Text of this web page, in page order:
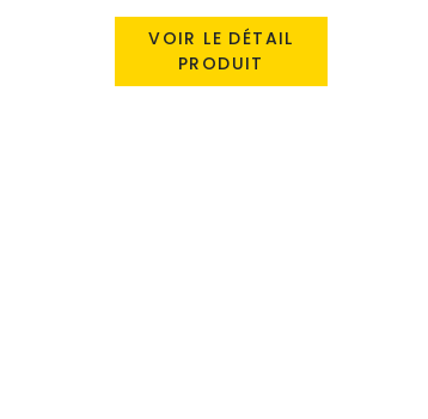
VOIR LE DÉTAIL
PRODUIT